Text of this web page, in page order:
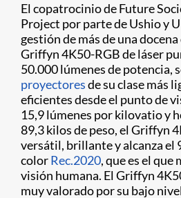
El copatrocinio de Future
Project por parte de Ushio y
gestión de más de una
Griffyn 4K50-RGB de láser
50.000 lúmenes de potencia,
proyectoresde su clase más
eficientes desde el punto de
15,9 lúmenes por kilovatio y
89,3 kilos de peso, el Griffyn
versátil, brillante y alcanza el
colorRec.2020, que es el que
visión humana. El Griffyn
muy valorado por su bajo